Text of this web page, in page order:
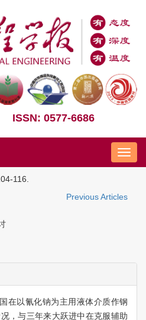
ISSN: 0577-6686
Nav
116.
Previous Articles
在以氰化钠为主用液体介质作钢
，与三年来大跃进中在克服辅助